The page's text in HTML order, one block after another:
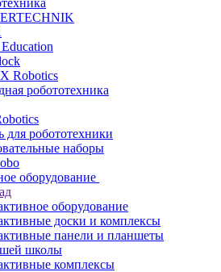
Robotics
робототехника
для робототехники
наборы
оборудование
оборудование
доски и комплексы
панели и планшеты
школы
комплексы